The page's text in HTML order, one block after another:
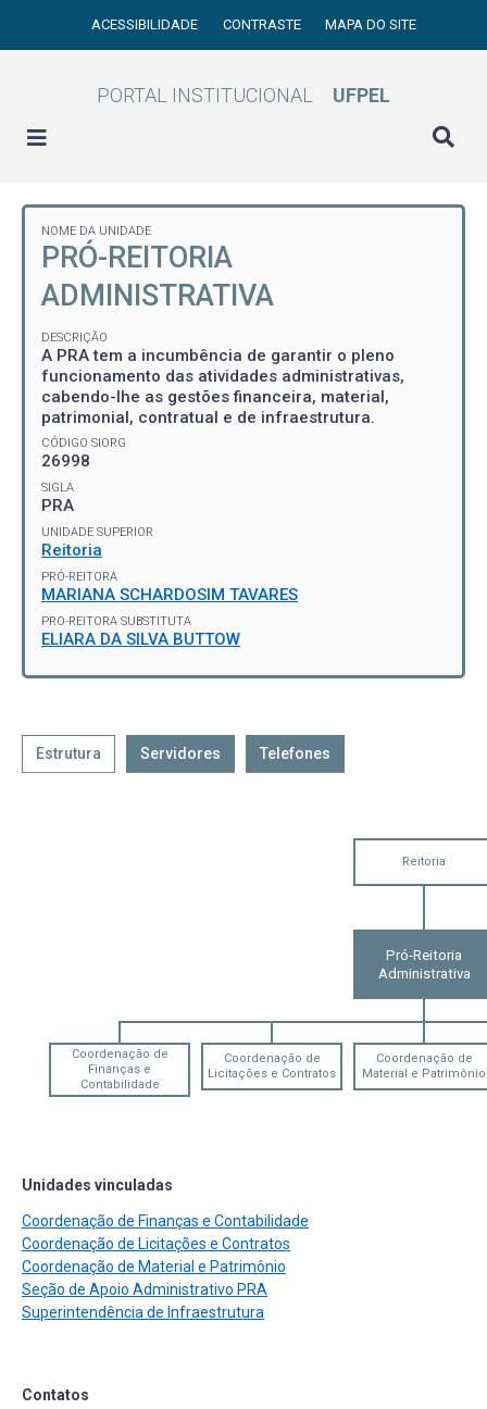
ACESSIBILIDADE CONTRASTE MAPA DO SITE
PORTAL INSTITUCIONAL UFPEL
NOME DA UNIDADE
PRÓ-REITORIA
ADMINISTRATIVA
DESCRIÇÃO
A PRA tem a incumbência de garantir o pleno
funcionamento das atividades administrativas,
cabendo-lhe as gestões financeira, material,
patrimonial, contratual e de infraestrutura.
CÓDIGO SIORG
26998
SIGLA
PRA
UNIDADE SUPERIOR
Reitoria
PRÓ-REITORA
MARIANA SCHARDOSIM TAVARES
PRO-REITORA SUBSTITUTA
ELIARA DA SILVA BUTTOW
Estrutura Servidores Telefones
Reitoria
Pró-Reitoria
Administrativa
Coordenação de
Finanças e
Contabilidade
Coordenação de
Licitações e Contratos
Coordenação de
Material e Patrimônio
Unidades vinculadas
Coordenação de Finanças e Contabilidade
Coordenação de Licitações e Contratos
Coordenação de Material e Patrimônio
Seção de Apoio Administrativo PRA
Superintendência de Infraestrutura
Contatos